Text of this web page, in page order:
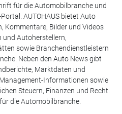
für die Automobilbranche und
AUTOHAUS bietet Auto
Kommentare, Bilder und Videos
und Autoherstellern,
sowie Branchendienstleistern
Neben den Auto News gibt
Marktdaten und
Informationen sowie
Steuern, Finanzen und Recht.
die Automobilbranche.